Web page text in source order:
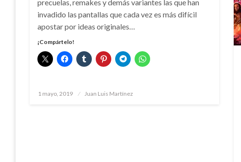
precuelas, remakes y demás variantes las que han
invadido las pantallas que cada vez es más difícil
apostar por ideas originales…
¡Compártelo!
Publicado
1 mayo, 2019 Juan Luis Martínez